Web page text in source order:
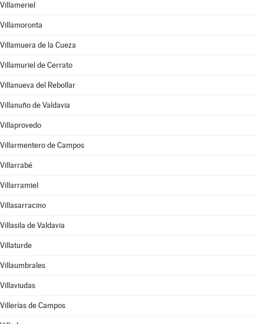
Villameriel
Villamoronta
Villamuera de la Cueza
Villamuriel de Cerrato
Villanueva del Rebollar
Villanuño de Valdavia
Villaprovedo
Villarmentero de Campos
Villarrabé
Villarramiel
Villasarracino
Villasila de Valdavia
Villaturde
Villaumbrales
Villaviudas
Villerías de Campos